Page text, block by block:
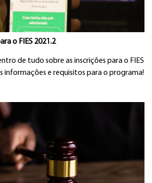
o FIES 2021.2
de tudo sobre as inscrições para o FIES
informações e requisitos para o programa!